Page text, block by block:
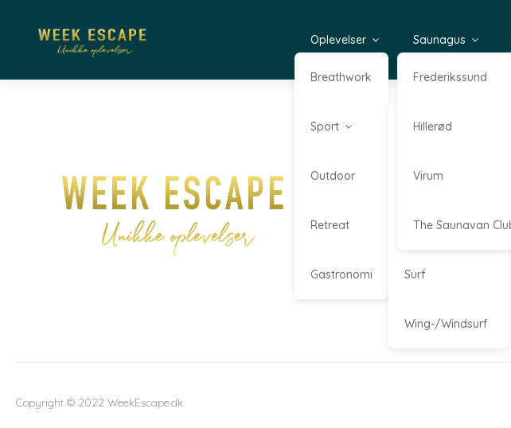
Oplevelser
Breathwork
Sport Kajak
Kitesurf
Stand Up Paddle
Surf
Wing-/Windsurf
Outdoor
Retreat
Gastronomi
Saunagus
Frederikssund
Hillerød
Virum
The Saunavan
Copyright © 2022 WeekEscape.dk